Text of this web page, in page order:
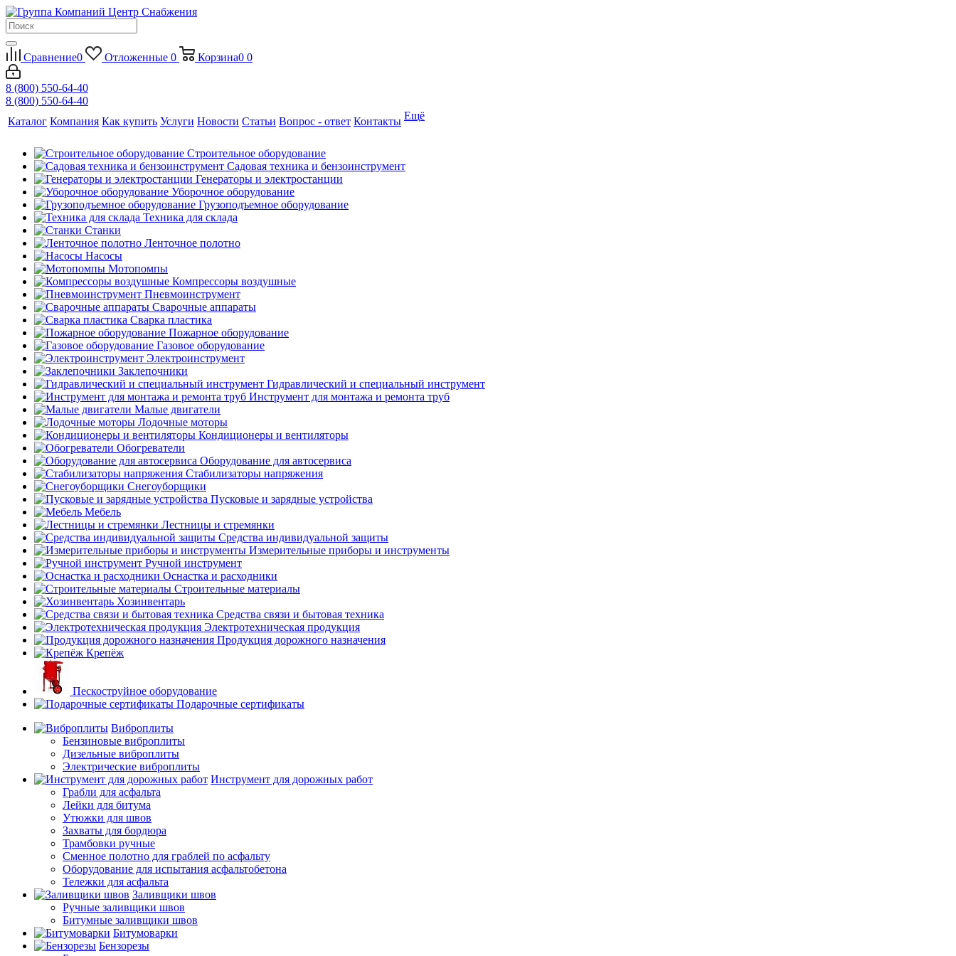
Сравнение0 Отложенные 0 Корзина0 0
8 (800) 550-64-40
8 (800) 550-64-40
Каталог Компания Как купить Услуги Новости Статьи Вопрос - ответ Контакты Ещё
Строительное оборудование
Садовая техника и бензоинструмент
Генераторы и электростанции
Уборочное оборудование
Грузоподъемное оборудование
Техника для склада
Станки
Ленточное полотно
Насосы
Мотопомпы
Компрессоры воздушные
Пневмоинструмент
Сварочные аппараты
Сварка пластика
Пожарное оборудование
Газовое оборудование
Электроинструмент
Заклепочники
Гидравлический и специальный инструмент
Инструмент для монтажа и ремонта труб
Малые двигатели
Лодочные моторы
Кондиционеры и вентиляторы
Обогреватели
Оборудование для автосервиса
Стабилизаторы напряжения
Снегоуборщики
Пусковые и зарядные устройства
Мебель
Лестницы и стремянки
Средства индивидуальной защиты
Измерительные приборы и инструменты
Ручной инструмент
Оснастка и расходники
Строительные материалы
Хозинвентарь
Средства связи и бытовая техника
Электротехническая продукция
Продукция дорожного назначения
Крепёж
Пескоструйное оборудование
Подарочные сертификаты
Виброплиты
Бензиновые виброплиты
Дизельные виброплиты
Электрические виброплиты
Инструмент для дорожных работ
Грабли для асфальта
Лейки для битума
Утюжки для швов
Захваты для бордюра
Трамбовки ручные
Сменное полотно для граблей по асфальту
Оборудование для испытания асфальтобетона
Тележки для асфальта
Заливщики швов
Ручные заливщики швов
Битумные заливщики швов
Битумоварки
Бензорезы